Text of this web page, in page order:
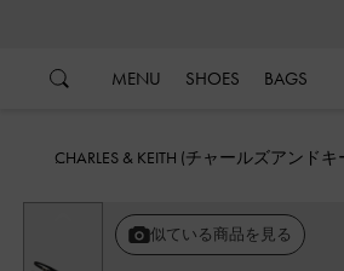
MENU SHOES BAGS
CHARLES & KEITH (チャールズアンド
似ている商品を見る